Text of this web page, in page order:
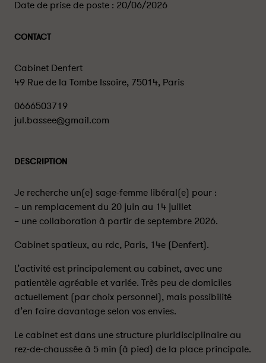
Date de prise de poste : 20/06/2026
CONTACT
Cabinet Denfert
49 Rue de la Tombe Issoire, 75014, Paris
0666503719
jul.bassee@gmail.com
DESCRIPTION
Je recherche un(e) sage-femme libéral(e) pour :
– un remplacement du 20 juin au 14 juillet
– une collaboration à partir de septembre 2026.
Cabinet spatieux, au rdc, Paris, 14e (Denfert).
L’activité est principalement au cabinet, avec une
patientèle agréable et variée. Très peu de domiciles
actuellement (par choix personnel), mais possibilité
d’en faire davantage selon vos envies.
Le cabinet est dans une structure pluridisciplinaire au
rez-de-chaussée à 5 min (à pied) de la place principale.